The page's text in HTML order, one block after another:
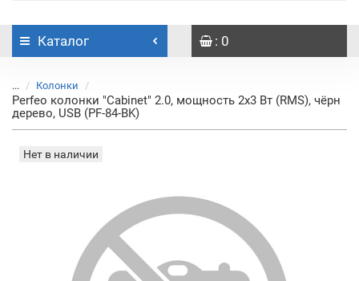
Каталог : 0
... Колонки
Perfeo колонки "Cabinet" 2.0, мощность 2х3 Вт (RMS), чёрн
дерево, USB (PF-84-BK)
Нет в наличии